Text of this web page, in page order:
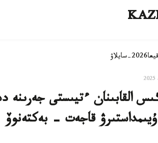
2026-سايلاۋ
القابىنان ءتيىستى
قاجەت - بەكتەنوۆ